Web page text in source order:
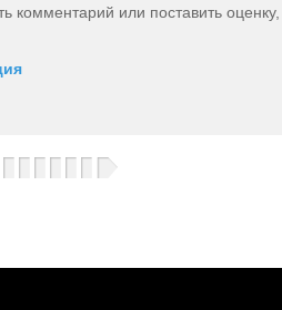
комментарий или поставить